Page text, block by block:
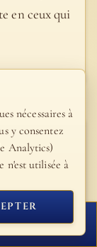
en ceux qui
homme,
de sa
nécessaires à
y consentez
Analytics)
n'est utilisée à